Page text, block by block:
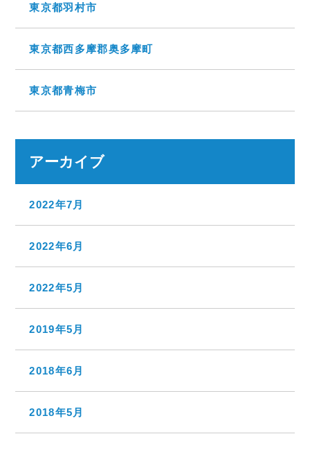
東京都羽村市
東京都西多摩郡奥多摩町
東京都青梅市
アーカイブ
2022年7月
2022年6月
2022年5月
2019年5月
2018年6月
2018年5月